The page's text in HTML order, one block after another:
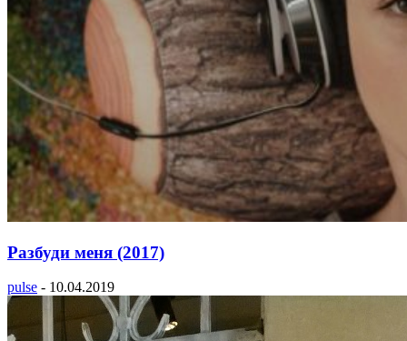
Разбуди меня (2017)
pulse - 10.04.2019